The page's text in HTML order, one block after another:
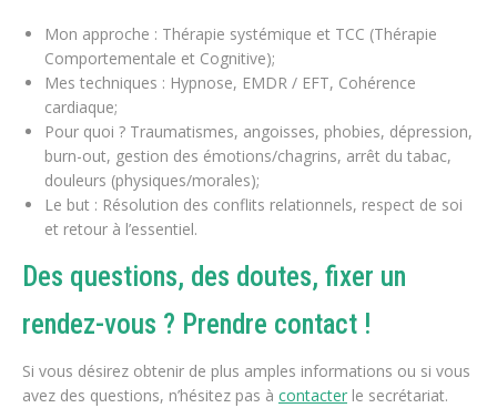
Mon approche : Thérapie systémique et TCC (Thérapie
Comportementale et Cognitive);
Mes techniques : Hypnose, EMDR / EFT, Cohérence
cardiaque;
Pour quoi ? Traumatismes, angoisses, phobies, dépression,
burn-out, gestion des émotions/chagrins, arrêt du tabac,
douleurs (physiques/morales);
Le but : Résolution des conflits relationnels, respect de soi
et retour à l’essentiel.
Des questions, des doutes, fixer un
rendez-vous ? Prendre contact !
Si vous désirez obtenir de plus amples informations ou si vous
avez des questions, n’hésitez pas à contacter le secrétariat.